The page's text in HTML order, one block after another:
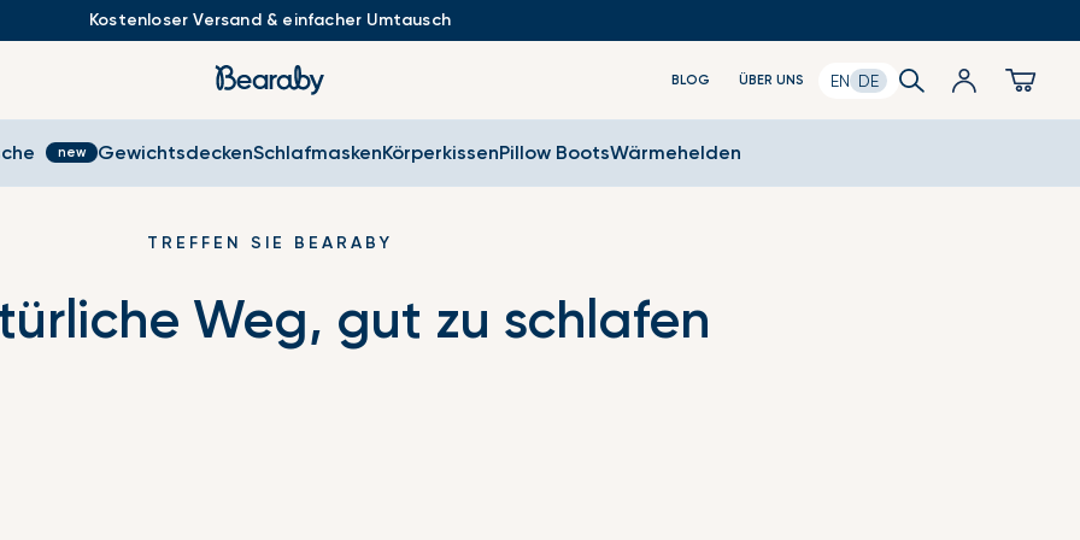
Kostenloser Versand & einfacher Umtausch
GewichtsdeckenSchlafmaskenKörperkissenPillow BootsWärmehelden
BLOG ÜBER UNS EN DE Search Anmeldung
Cart
TREFFEN SIE BEARABY
Weg, gut zu schlafen